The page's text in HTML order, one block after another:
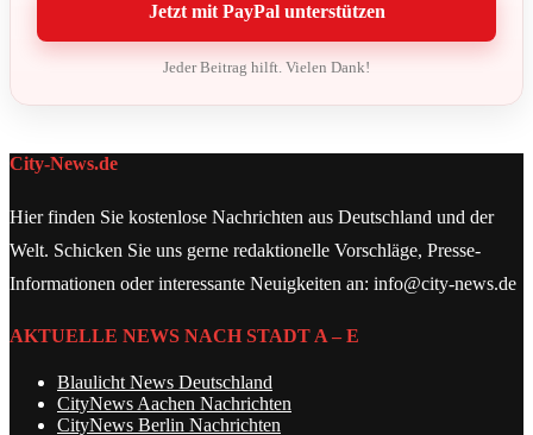
Jetzt mit PayPal unterstützen
Jeder Beitrag hilft. Vielen Dank!
City-News.de
Hier finden Sie kostenlose Nachrichten aus Deutschland und der
Welt. Schicken Sie uns gerne redaktionelle Vorschläge, Presse-
Informationen oder interessante Neuigkeiten an: info@city-news.de
AKTUELLE NEWS NACH STADT A – E
Blaulicht News Deutschland
CityNews Aachen Nachrichten
CityNews Berlin Nachrichten